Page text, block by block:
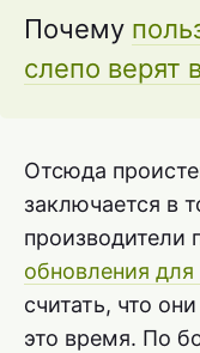
Почему
слепо верят
Отсюда
заключается в
производители
обновления
считать, что
это время. По